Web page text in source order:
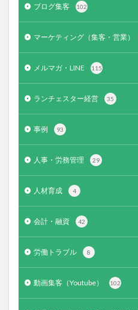
ブログ集客 102
マーケティング（集客・営業）
メルマガ・LINE 115
ランチェスター経営 35
事例 93
人事・労務管理 29
人材育成 4
会計・融資 42
労働トラブル 8
動画集客（Youtube） 102